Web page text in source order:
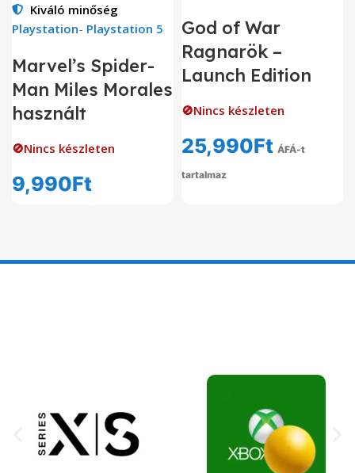
Kiváló minőség
Playstation- Playstation 5
Marvel’s Spider-
Man Miles Morales
használt
🚫Nincs készleten
9,990Ft
God of War
Ragnarök –
Launch Edition
🚫Nincs készleten
25,990Ft ÁFÁ-t
tartalmaz